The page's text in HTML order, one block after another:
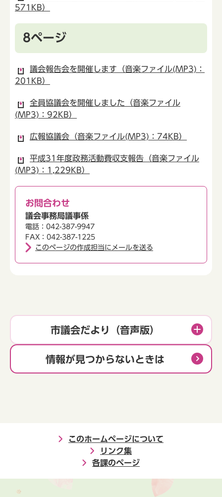
571KB）
8ページ
議会報告会を開催します（音楽ファイル(MP3)：
201KB）
全員協議会を開催しました（音楽ファイル
(MP3)：92KB）
広報協議会（音楽ファイル(MP3)：74KB）
平成31年度政務活動費収支報告（音楽ファイル
(MP3)：1,229KB）
お問合わせ
議会事務局議事係
電話：042-387-9947
FAX：042-387-1225
このページの作成担当にメールを送る
市議会だより（音声版）
情報が見つからないときは
このホームページについて
リンク集
各課のページ